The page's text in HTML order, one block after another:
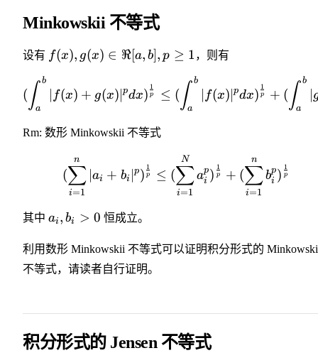
Minkowskii 不等式
设有 f(x), g(x) ∈ ℜ[a, b], p ≥ 1，则有
( ∫a
b
f(x) + g(x) ∣pdx) p
1 ≤ (∫a
b
f(x) ∣pdx) p
1 + ( ∫a
b
Rm: 数形 Minkowskii 不等式
(
i=1
∑
n
ai + bi ∣p) p
1 ≤ (
i=1
∑
N
ai
p) p
1 + (
i=1
∑
n
bi
p) p
1
其中 ai , bi > 0 恒成立。
利用数形 Minkowskii 不等式可以证明积分形式的
不等式，请读者自行证明。
积分形式的 Jensen 不等式